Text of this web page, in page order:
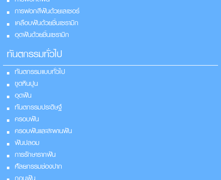
การฟอกสีฟันด้วยเลเซอร์
เคลือบฟันด้วยชิ้นเซรามิก
อุดฟันด้วยชิ้นเซรามิก
ทันตกรรมทั่วไป
ทันตกรรมแบบทั่วไป
ขูดหินปูน
อุดฟัน
ทันตกรรมประดิษฐ์
ครอบฟัน
ครอบฟันและสะพานฟัน
ฟันปลอม
การรักษารากฟัน
ศัลยกรรมช่องปาก